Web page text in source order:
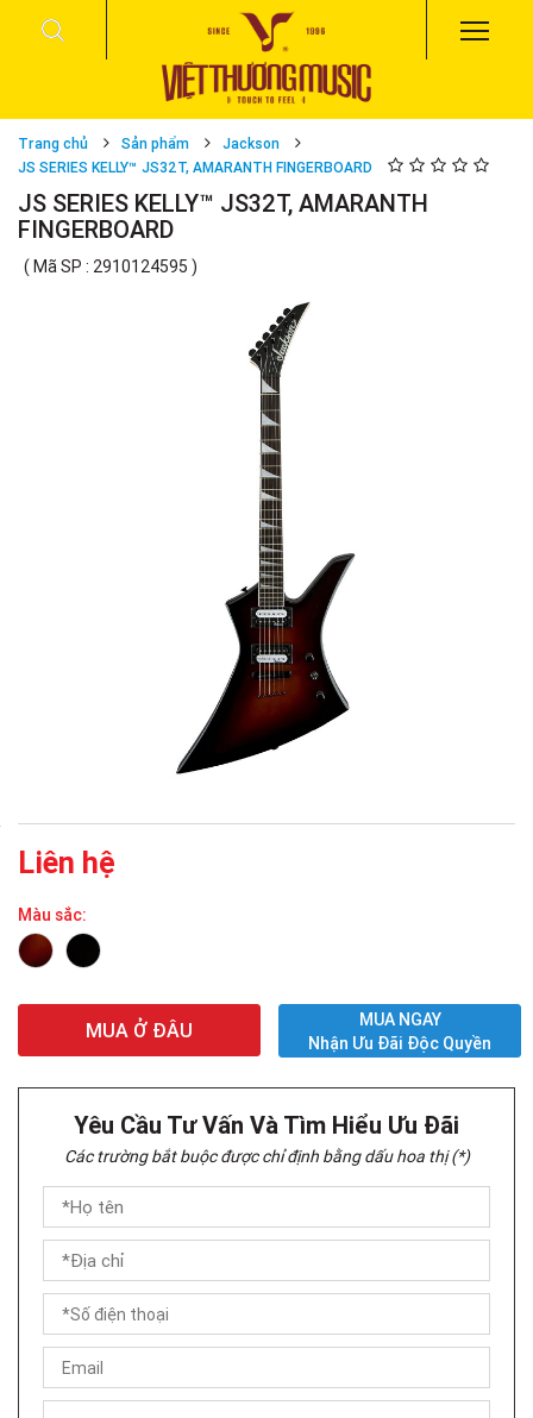
Trang chủ Sản phẩm
Jackson
JS SERIES KELLY™ JS32T, AMARANTH FINGERBOARD
JS SERIES KELLY™ JS32T, AMARANTH
FINGERBOARD
( Mã SP : 2910124595 )
Liên hệ
Màu sắc:
MUA Ở ĐÂU
MUA NGAY
Nhận Ưu Đãi Độc Quyền
Yêu Cầu Tư Vấn Và Tìm Hiểu Ưu Đãi
Các trường bắt buộc được chỉ định bằng dấu hoa thị (*)